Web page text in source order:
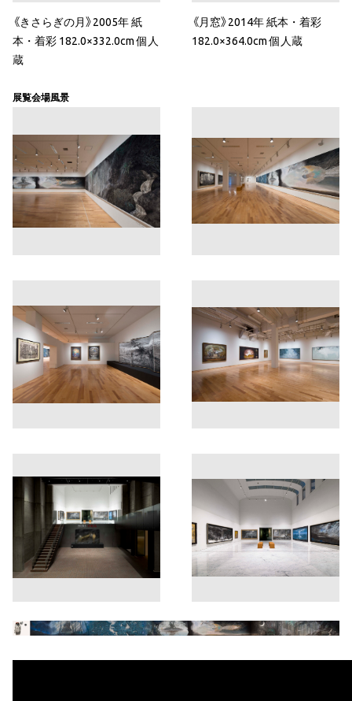
《きさらぎの月》2005年 紙
本・着彩 182.0×332.0cm 個人
蔵
《月窓》2014年 紙本・着彩
182.0×364.0cm 個人蔵
展覧会場風景